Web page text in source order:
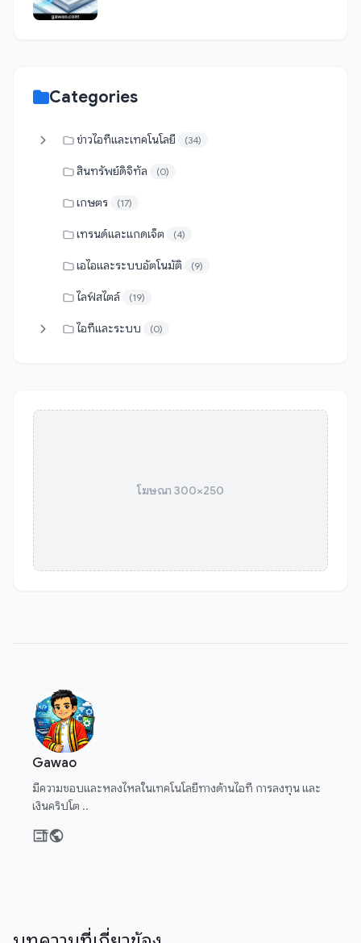
Categories
ข่าวไอทีและเทคโนโลยี (34)
สินทรัพย์ดิจิทัล (0)
เกษตร (17)
เทรนด์และแกดเจ็ต (4)
เอไอและระบบอัตโนมัติ (9)
ไลฟ์สไตล์ (19)
ไอทีและระบบ (0)
โฆษณา 300×250
Gawao
มีความชอบและหลงไหลในเทคโนโลยีทางด้านไอที การลงทุน และ
เงินคริปโต ..